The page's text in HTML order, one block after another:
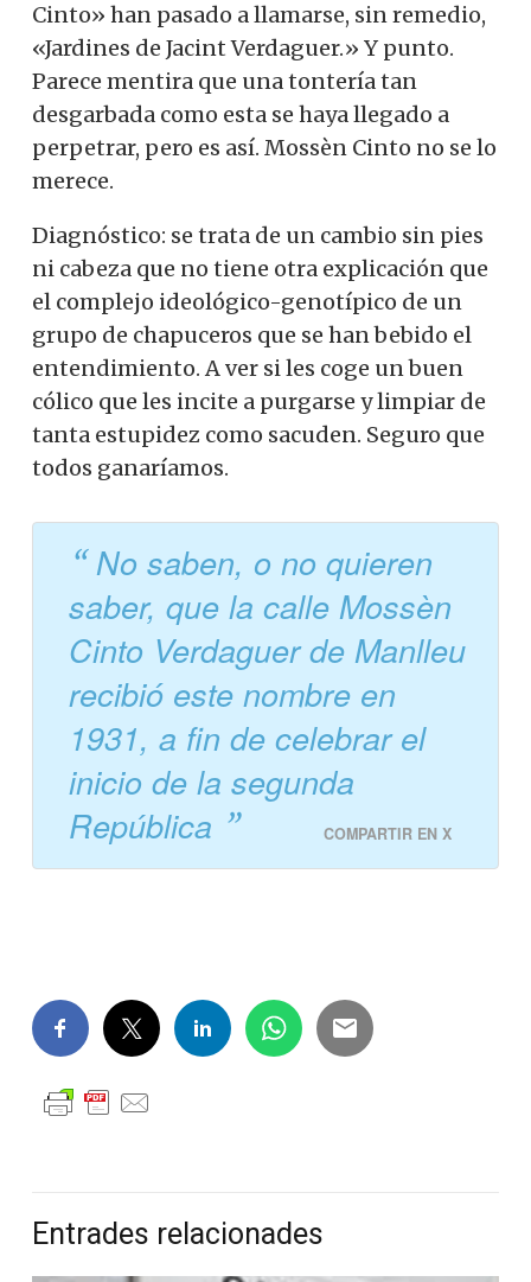
Cinto» han pasado a llamarse, sin remedio,
«Jardines de Jacint Verdaguer.» Y punto.
Parece mentira que una tontería tan
desgarbada como esta se haya llegado a
perpetrar, pero es así. Mossèn Cinto no se lo
merece.
Diagnóstico: se trata de un cambio sin pies
ni cabeza que no tiene otra explicación que
el complejo ideológico-genotípico de un
grupo de chapuceros que se han bebido el
entendimiento. A ver si les coge un buen
cólico que les incite a purgarse y limpiar de
tanta estupidez como sacuden. Seguro que
todos ganaríamos.
No saben, o no quieren
saber, que la calle Mossèn
Cinto Verdaguer de Manlleu
recibió este nombre en
1931, a fin de celebrar el
inicio de la segunda
República
COMPARTIR EN X
Entrades relacionades